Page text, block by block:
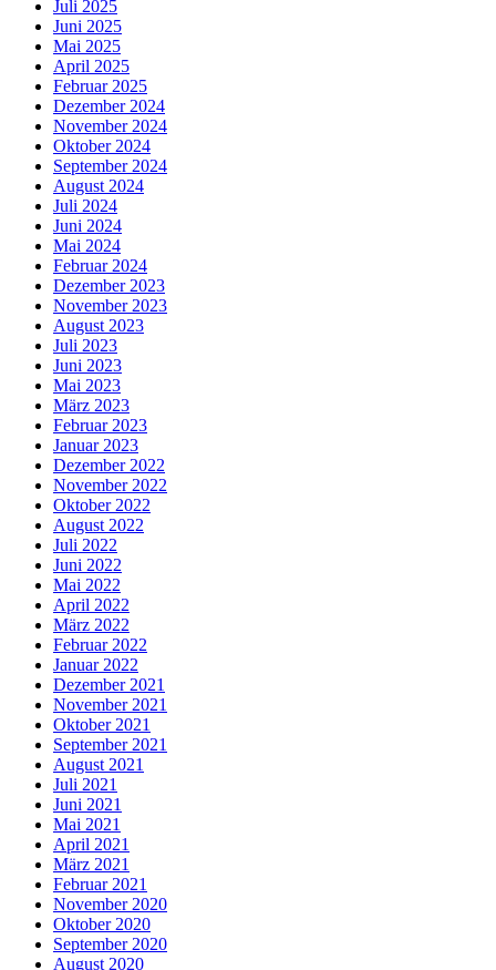
Juli 2025
Juni 2025
Mai 2025
April 2025
Februar 2025
Dezember 2024
November 2024
Oktober 2024
September 2024
August 2024
Juli 2024
Juni 2024
Mai 2024
Februar 2024
Dezember 2023
November 2023
August 2023
Juli 2023
Juni 2023
Mai 2023
März 2023
Februar 2023
Januar 2023
Dezember 2022
November 2022
Oktober 2022
August 2022
Juli 2022
Juni 2022
Mai 2022
April 2022
März 2022
Februar 2022
Januar 2022
Dezember 2021
November 2021
Oktober 2021
September 2021
August 2021
Juli 2021
Juni 2021
Mai 2021
April 2021
März 2021
Februar 2021
November 2020
Oktober 2020
September 2020
August 2020